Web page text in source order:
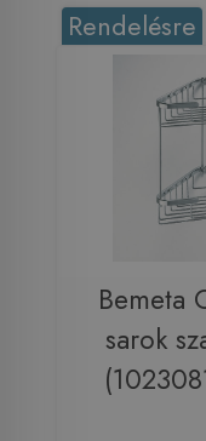
Rendelésre
Bemeta
sarok